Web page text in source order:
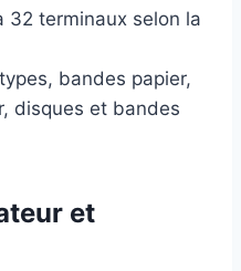
32 terminaux selon la
bandes papier,
disques et bandes
et